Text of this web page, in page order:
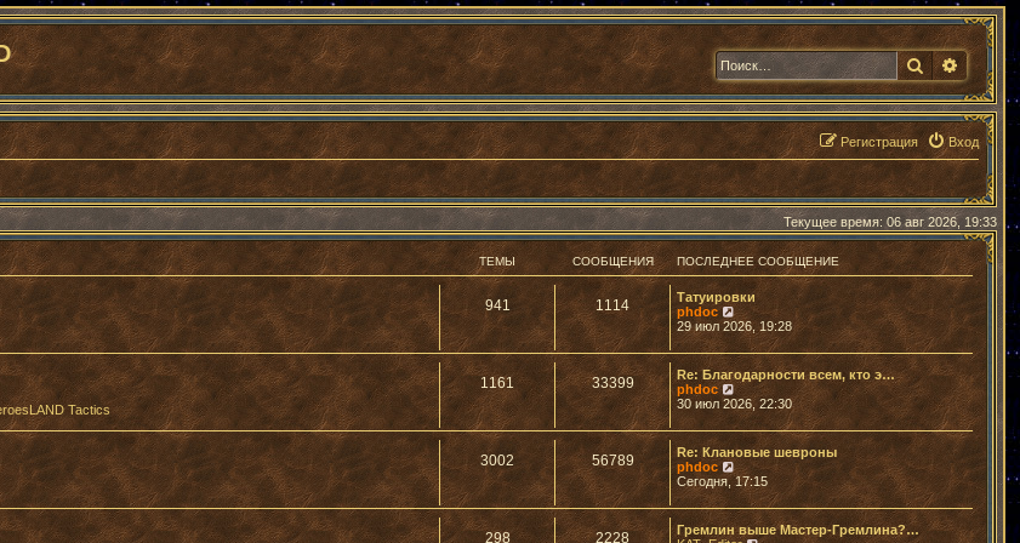
Поиск
Вход
Регистрация
Текущее время: 06 авг 2026, 19:33
ТЕМЫ СООБЩЕНИЯ ПОСЛЕДНЕЕ СООБЩЕНИЕ
941 1114
Татуировки
phdoc
П
е
р
е
й
т
и
к
п
с
л
е
н
е
29 июл 2026, 19:28
Tactics
1161 33399
Re: Благодарности всем, кто э…
phdoc
П
е
р
е
т
и
к
о
с
30 июл 2026, 22:30
3002 56789
Re: Клановые шевроны
phdoc
П
е
р
е
й
т
Сегодня, 17:15
298 2228
Гремлин выше Мастер-Гремлина?…